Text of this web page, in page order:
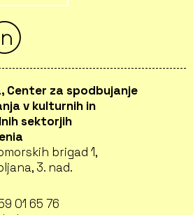
Center za spodbujanje
v kulturnih in
sektorjih
brigad 1,
3. nad.
01 65 76